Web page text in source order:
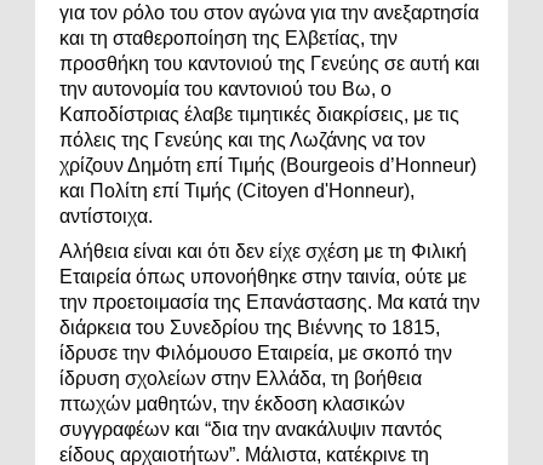
για τον ρόλο του στον αγώνα για την ανεξαρτησία
και τη σταθεροποίηση της Ελβετίας, την
προσθήκη του καντονιού της Γενεύης σε αυτή και
την αυτονομία του καντονιού του Βω, ο
Καποδίστριας έλαβε τιμητικές διακρίσεις, με τις
πόλεις της Γενεύης και της Λωζάνης να τον
χρίζουν Δημότη επί Τιμής (Bourgeois d’Honneur)
και Πολίτη επί Τιμής (Citoyen d'Honneur),
αντίστοιχα.
Αλήθεια είναι και ότι δεν είχε σχέση με τη Φιλική
Εταιρεία όπως υπονοήθηκε στην ταινία, ούτε με
την προετοιμασία της Επανάστασης. Μα κατά την
διάρκεια του Συνεδρίου της Βιέννης το 1815,
ίδρυσε την Φιλόμουσο Εταιρεία, με σκοπό την
ίδρυση σχολείων στην Ελλάδα, τη βοήθεια
πτωχών μαθητών, την έκδοση κλασικών
συγγραφέων και “δια την ανακάλυψιν παντός
είδους αρχαιοτήτων”. Μάλιστα, κατέκρινε τη